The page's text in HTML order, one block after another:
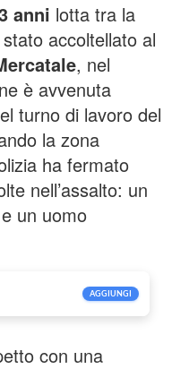
anni lotta tra la
accoltellato al
, nel
è avvenuta
turno di lavoro del
la zona
ha fermato
nell’assalto: un
un uomo
AGGIUNGI
con una